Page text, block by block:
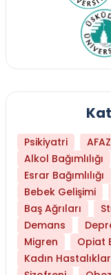
Daha Az
Psikiyatri
Alkol Bağımlılığı
Esrar Bağımlılığı
Bebek Gelişimi
Baş Ağrıları
Demans
Migren
Opiat
Kadın